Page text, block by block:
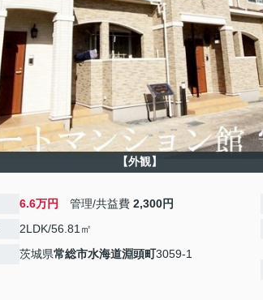
【外観】
6.6万円 管理/共益費 2,300円
2LDK/56.81㎡
茨城県常総市水海道淵頭町3059-1